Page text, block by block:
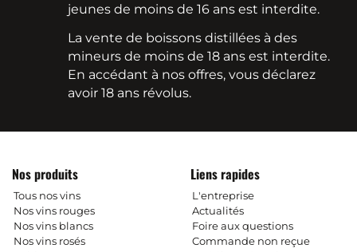
jeunes de moins de 16 ans est interdite.
La vente de boissons distillées à des
mineurs de moins de 18 ans est interdite.
En accédant à nos offres, vous déclarez
avoir 18 ans révolus.
Nos produits
Tous nos vins
Nos vins rouges
Nos vins blancs
Nos vins rosés
Liens rapides
L'entreprise
Actualités
Foire aux questions
Commande non reçue